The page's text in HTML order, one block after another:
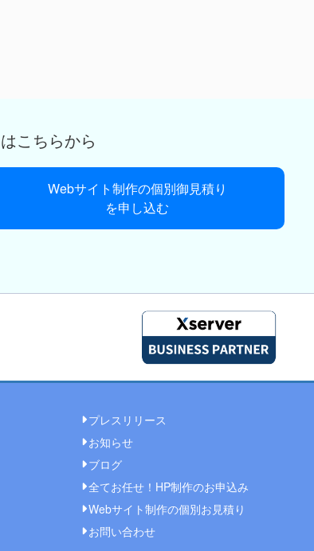
はこちらから
Webサイト制作の個別御見積り
を申し込む
プレスリリース
お知らせ
ブログ
全てお任せ！HP制作のお申込み
Webサイト制作の個別お見積り
お問い合わせ